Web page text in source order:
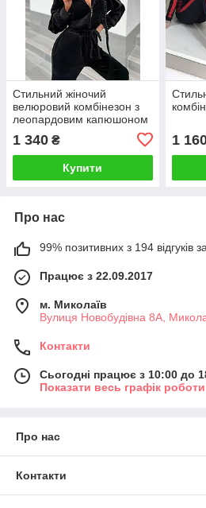
Стильний жіночий
велюровий комбінезон з
леопардовим капюшоном
1 340 ₴
Купити
1
Про нас
99% позитивних з 194 відгуків
Працює з 22.09.2017
м. Миколаїв
Вулиця Новобудівна 8А,
Контакти
Сьогодні працює з 10:00 до
Показати весь графік роботи
Про нас
Контакти